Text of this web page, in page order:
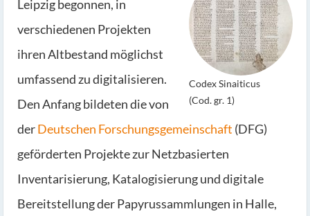
Codex Sinaiticus
(Cod. gr. 1)
Leipzig begonnen, in
verschiedenen Projekten
ihren Altbestand möglichst
umfassend zu digitalisieren.
Den Anfang bildeten die von
derDeutschen Forschungsgemeinschaft (DFG)
geförderten Projekte zur Netzbasierten
Inventarisierung, Katalogisierung und digitale
Bereitstellung der Papyrussammlungen in Halle,